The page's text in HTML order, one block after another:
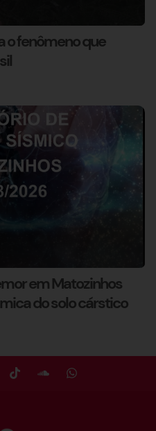
o fenômeno que
em Matozinhos
do solo cárstico